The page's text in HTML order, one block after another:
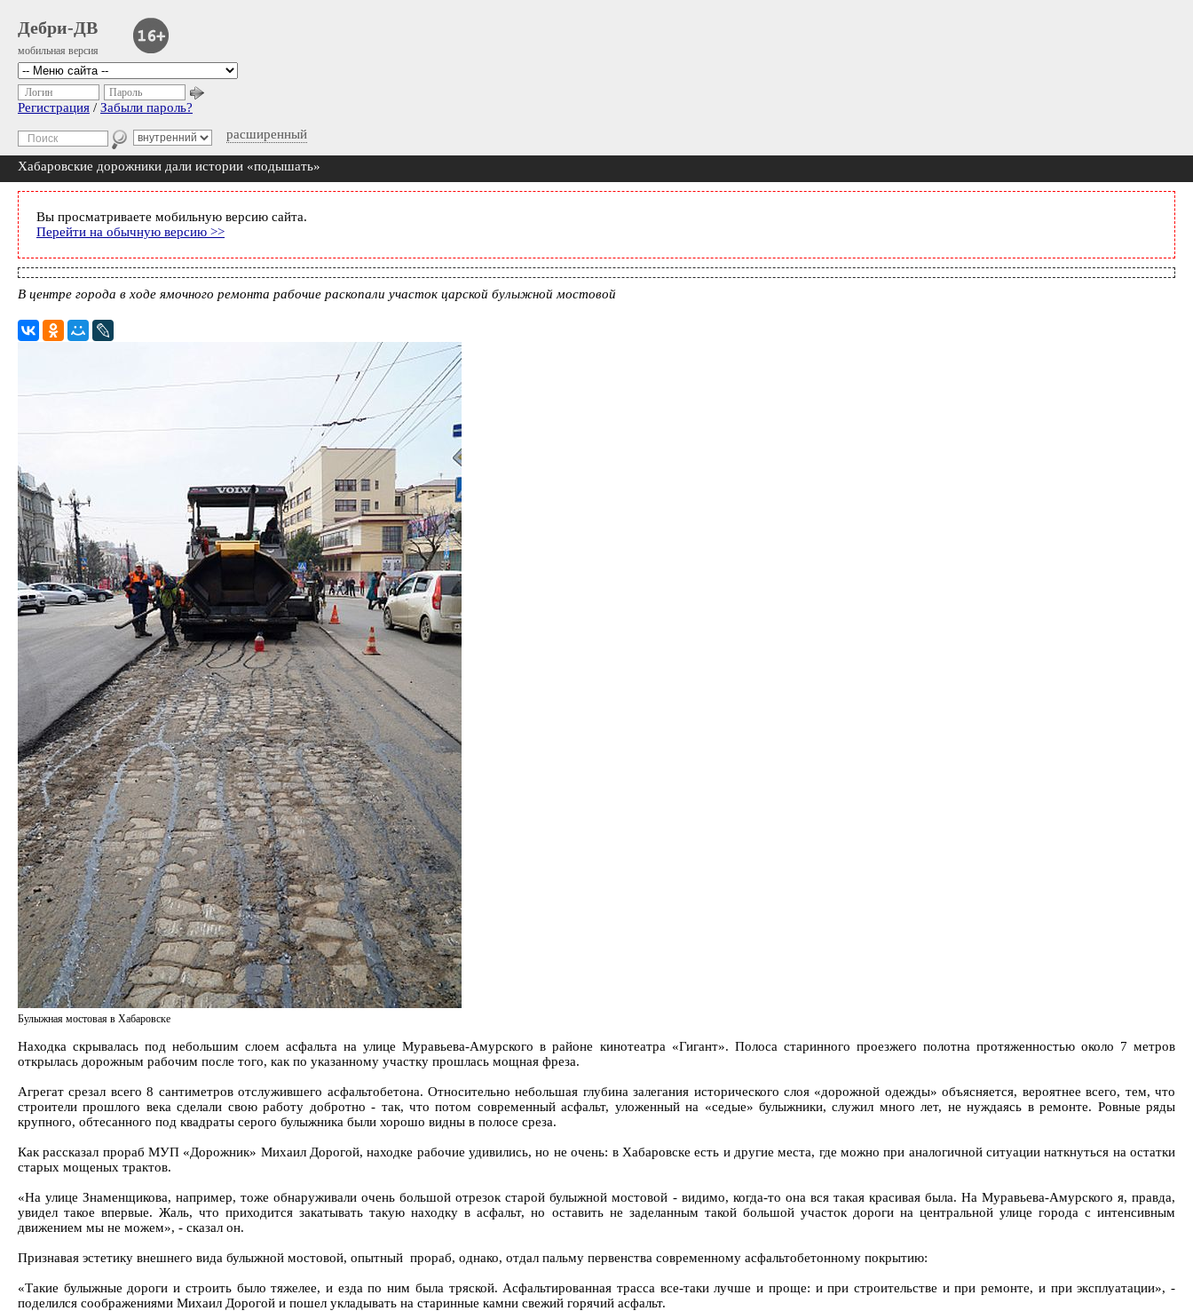
Дебри-ДВ
мобильная версия
расширенный
Логин Пароль
Регистрация / Забыли пароль?
Хабаровские дорожники дали истории «подышать»
Вы просматриваете мобильную версию сайта.
Перейти на обычную версию >>
В центре города в ходе ямочного ремонта рабочие раскопали участок царской булыжной мостовой
Булыжная мостовая в Хабаровске
Находка скрывалась под небольшим слоем асфальта на улице Муравьева-Амурского в районе кинотеатра «Гигант». Полоса старинного проезжего полотна протяженностью около 7 метров
открылась дорожным рабочим после того, как по указанному участку прошлась мощная фреза.
Агрегат срезал всего 8 сантиметров отслужившего асфальтобетона. Относительно небольшая глубина залегания исторического слоя «дорожной одежды» объясняется, вероятнее всего, тем, что
строители прошлого века сделали свою работу добротно - так, что потом современный асфальт, уложенный на «седые» булыжники, служил много лет, не нуждаясь в ремонте. Ровные ряды
крупного, обтесанного под квадраты серого булыжника были хорошо видны в полосе среза.
Как рассказал прораб МУП «Дорожник» Михаил Дорогой, находке рабочие удивились, но не очень: в Хабаровске есть и другие места, где можно при аналогичной ситуации наткнуться на остатки
старых мощеных трактов.
«На улице Знаменщикова, например, тоже обнаруживали очень большой отрезок старой булыжной мостовой - видимо, когда-то она вся такая красивая была. На Муравьева-Амурского я, правда,
увидел такое впервые. Жаль, что приходится закатывать такую находку в асфальт, но оставить не заделанным такой большой участок дороги на центральной улице города с интенсивным
движением мы не можем», - сказал он.
Признавая эстетику внешнего вида булыжной мостовой, опытный прораб, однако, отдал пальму первенства современному асфальтобетонному покрытию:
«Такие булыжные дороги и строить было тяжелее, и езда по ним была тряской. Асфальтированная трасса все-таки лучше и проще: и при строительстве и при ремонте, и при эксплуатации», -
поделился соображениями Михаил Дорогой и пошел укладывать на старинные камни свежий горячий асфальт.